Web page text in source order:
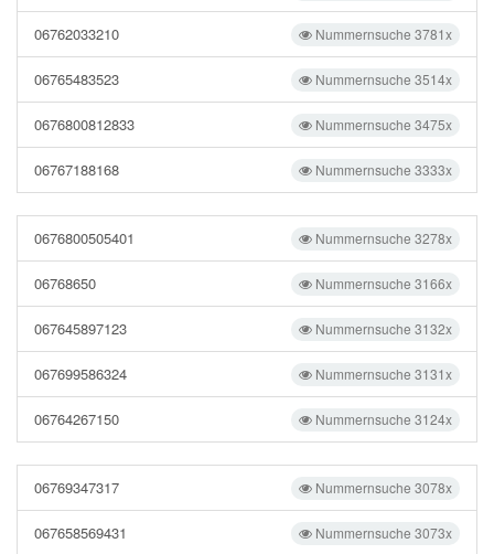
Nummernsuche 3781x
06762033210
Nummernsuche 3514x
06765483523
Nummernsuche 3475x
0676800812833
Nummernsuche 3333x
06767188168
Nummernsuche 3278x
0676800505401
Nummernsuche 3166x
06768650
Nummernsuche 3132x
067645897123
Nummernsuche 3131x
067699586324
Nummernsuche 3124x
06764267150
Nummernsuche 3078x
06769347317
Nummernsuche 3073x
067658569431